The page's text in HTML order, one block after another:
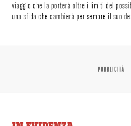
viaggio che la porterà oltre i limiti del
una sfida che cambierà per sempre il suo
PUBBLICITÀ